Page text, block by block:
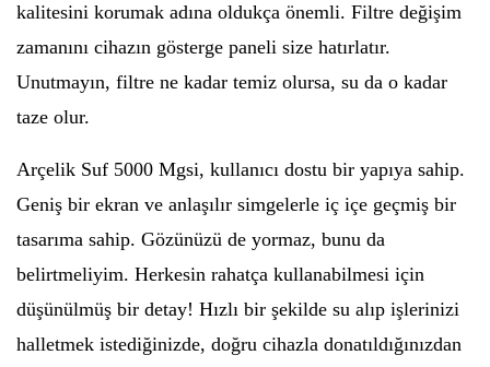
kalitesini korumak adına oldukça önemli. Filtre değişim
zamanını cihazın gösterge paneli size hatırlatır.
Unutmayın, filtre ne kadar temiz olursa, su da o kadar
taze olur.
Arçelik Suf 5000 Mgsi, kullanıcı dostu bir yapıya sahip.
Geniş bir ekran ve anlaşılır simgelerle iç içe geçmiş bir
tasarıma sahip. Gözünüzü de yormaz, bunu da
belirtmeliyim. Herkesin rahatça kullanabilmesi için
düşünülmüş bir detay! Hızlı bir şekilde su alıp işlerinizi
halletmek istediğinizde, doğru cihazla donatıldığınızdan